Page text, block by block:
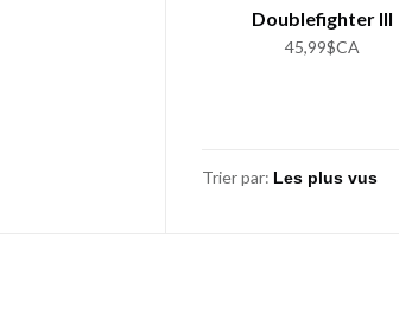
Doublefighter III
45,99$CA
Trier par: